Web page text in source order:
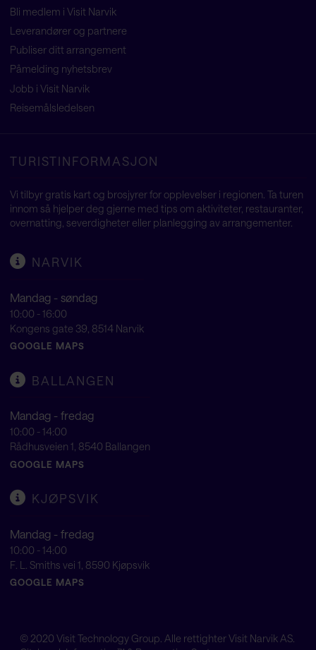
Bli medlem i Visit Narvik
Leverandører og partnere
Publiser ditt arrangement
Påmelding nyhetsbrev
Jobb i Visit Narvik
Reisemålsledelsen
TURISTINFORMASJON
Vi tilbyr gratis kart og brosjyrer for opplevelser i regionen. Ta turen
innom så hjelper deg gjerne med tips om aktiviteter, restauranter,
overnatting, severdigheter eller planlegging av arrangementer.
NARVIK
Mandag - søndag
10:00 - 16:00
Kongens gate 39, 8514 Narvik
GOOGLE MAPS
BALLANGEN
Mandag - fredag
10:00 - 14:00
Rådhusveien 1, 8540 Ballangen
GOOGLE MAPS
KJØPSVIK
Mandag - fredag
10:00 - 14:00
F. L. Smiths vei 1, 8590 Kjøpsvik
GOOGLE MAPS
© 2020 Visit Technology Group . Alle rettighter Visit Narvik AS.